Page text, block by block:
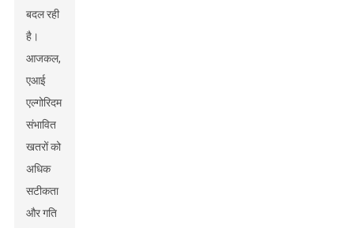
बदल रही
है।
आजकल,
एआई
एल्गोरिदम
संभावित
खतरों को
अधिक
सटीकता
और गति